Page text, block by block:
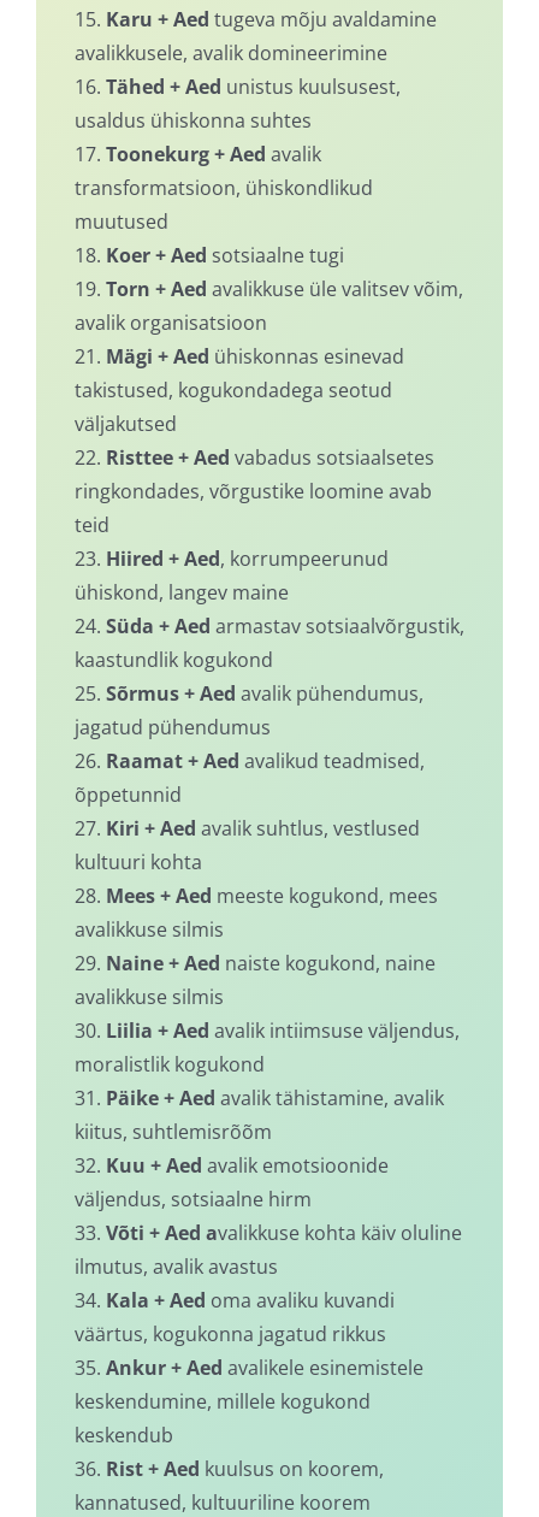
15. Karu + Aed tugeva mõju avaldamine
avalikkusele, avalik domineerimine
16. Tähed + Aed unistus kuulsusest,
usaldus ühiskonna suhtes
17. Toonekurg + Aed avalik
transformatsioon, ühiskondlikud
muutused
18. Koer + Aed sotsiaalne tugi
19. Torn + Aed avalikkuse üle valitsev võim,
avalik organisatsioon
21. Mägi + Aed ühiskonnas esinevad
takistused, kogukondadega seotud
väljakutsed
22. Risttee + Aed vabadus sotsiaalsetes
ringkondades, võrgustike loomine avab
teid
23. Hiired + Aed, korrumpeerunud
ühiskond, langev maine
24. Süda + Aed armastav sotsiaalvõrgustik,
kaastundlik kogukond
25. Sõrmus + Aed avalik pühendumus,
jagatud pühendumus
26. Raamat + Aed avalikud teadmised,
õppetunnid
27. Kiri + Aed avalik suhtlus, vestlused
kultuuri kohta
28. Mees + Aed meeste kogukond, mees
avalikkuse silmis
29. Naine + Aed naiste kogukond, naine
avalikkuse silmis
30. Liilia + Aed avalik intiimsuse väljendus,
moralistlik kogukond
31. Päike + Aed avalik tähistamine, avalik
kiitus, suhtlemisrõõm
32. Kuu + Aed avalik emotsioonide
väljendus, sotsiaalne hirm
33. Võti + Aed avalikkuse kohta käiv oluline
ilmutus, avalik avastus
34. Kala + Aed oma avaliku kuvandi
väärtus, kogukonna jagatud rikkus
35. Ankur + Aed avalikele esinemistele
keskendumine, millele kogukond
keskendub
36. Rist + Aed kuulsus on koorem,
kannatused, kultuuriline koorem